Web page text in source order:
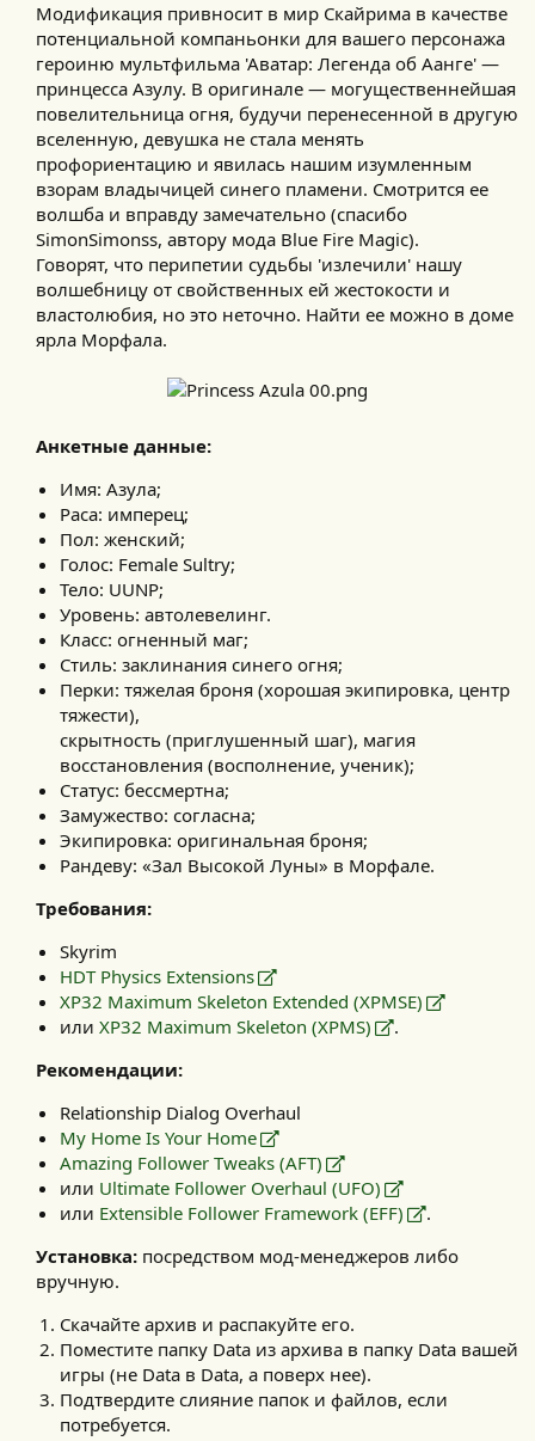
Модификация привносит в мир Скайрима в качестве
потенциальной компаньонки для вашего персонажа
героиню мультфильма 'Аватар: Легенда об Аанге' —
принцесса Азулу. В оригинале — могущественнейшая
повелительница огня, будучи перенесенной в другую
вселенную, девушка не стала менять
профориентацию и явилась нашим изумленным
взорам владычицей синего пламени. Смотрится ее
волшба и вправду замечательно (спасибо
SimonSimonss, автору мода Blue Fire Magic).​
Говорят, что перипетии судьбы 'излечили' нашу
волшебницу от свойственных ей жестокости и
властолюбия, но это неточно. Найти ее можно в доме
ярла Морфала.​
Анкетные данные:
Имя: Азула;
Раса: имперец;
Пол: женский;
Голос: Female Sultry;
Тело: UUNP;
Уровень: автолевелинг.
Класс: огненный маг;
Стиль: заклинания синего огня;
Перки: тяжелая броня (хорошая экипировка, центр
тяжести),
скрытность (приглушенный шаг), магия
восстановления (восполнение, ученик);
Статус: бессмертна;
Замужество: согласна;
Экипировка: оригинальная броня;
Рандеву: «Зал Высокой Луны» в Морфале.
Требования:
Skyrim
HDT Physics Extensions
XP32 Maximum Skeleton Extended (XPMSE)
или XP32 Maximum Skeleton (XPMS)
.
Рекомендации:
Relationship Dialog Overhaul
My Home Is Your Home
Amazing Follower Tweaks (AFT)
или Ultimate Follower Overhaul (UFO)
или Extensible Follower Framework (EFF)
.
Установка: посредством мод-менеджеров либо
вручную.​
Скачайте архив и распакуйте его.
Поместите папку Data из архива в папку Data вашей
игры (не Data в Data, а поверх нее).
Подтвердите слияние папок и файлов, если
потребуется.